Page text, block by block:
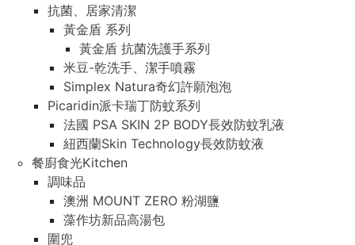
抗菌、居家清潔
黃金盾 系列
黃金盾 抗菌洗護手系列
米豆-乾洗手、潔手噴霧
Simplex Natura奇幻許願泡泡
Picaridin派卡瑞丁防蚊系列
法國 PSA SKIN 2P BODY長效防蚊乳液
紐西蘭Skin Technology長效防蚊液
餐廚食光Kitchen
調味品
澳洲 MOUNT ZERO 粉湖鹽
藻作坊新品高湯包
圍兜